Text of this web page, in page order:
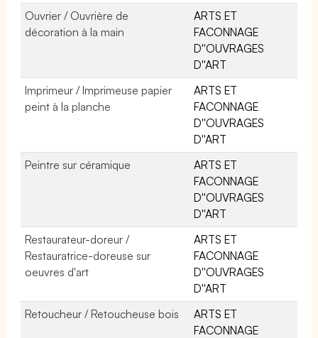
Ouvrier / Ouvrière de
décoration à la main
ARTS ET
FACONNAGE
D''OUVRAGES
D''ART
Imprimeur / Imprimeuse papier
peint à la planche
ARTS ET
FACONNAGE
D''OUVRAGES
D''ART
Peintre sur céramique
ARTS ET
FACONNAGE
D''OUVRAGES
D''ART
Restaurateur-doreur /
Restauratrice-doreuse sur
oeuvres d'art
ARTS ET
FACONNAGE
D''OUVRAGES
D''ART
Retoucheur / Retoucheuse bois
ARTS ET
FACONNAGE